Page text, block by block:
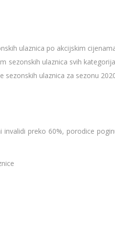
ulaznica po akcijskim
sezonskih ulaznica svih
ulaznica za sezonu
invalidi preko 60%, porodice